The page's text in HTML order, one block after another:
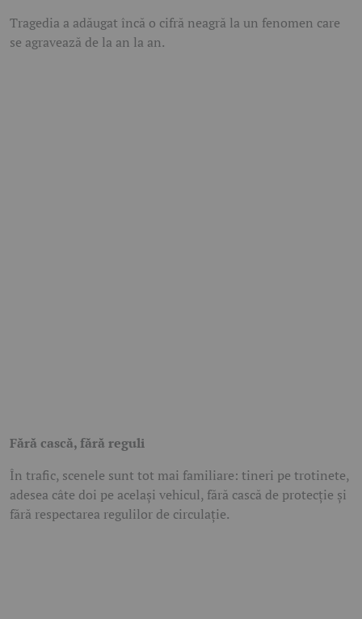
Tragedia a adăugat încă o cifră neagră la un fenomen care
se agravează de la an la an.
Fără cască, fără reguli
În trafic, scenele sunt tot mai familiare: tineri pe trotinete,
adesea câte doi pe același vehicul, fără cască de protecție și
fără respectarea regulilor de circulație.